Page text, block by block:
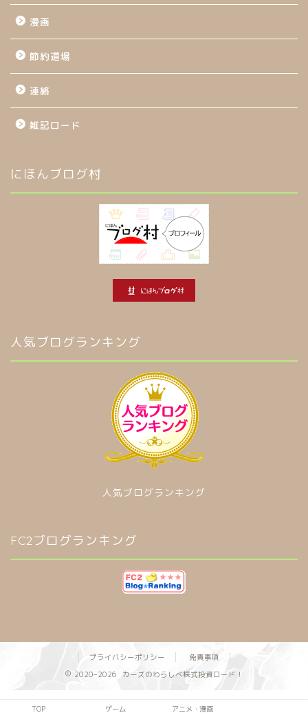
漫画
節約道場
連絡
雑記ロード
にほんブログ村
人気ブログランキング
人気ブログランキング
FC2ブログランキング
プライバシーポリシー
免責事項
2020–2026 カーズのわらしべ株式投資ロード！
TOP ゲーム アニメ・漫画